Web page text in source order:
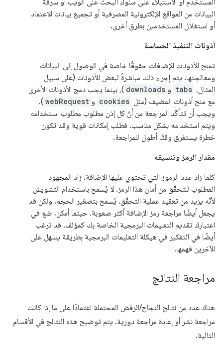
المستخدم أو الاستيلاء على سلوك البحث على الويب أو سرقة
البيانات من المواقع الإلكترونية المصرفية أو تجميع بيانات الاعتماد
أو استغلال المستخدمين بطرق أخرى.
أذونات التنفيذ الحساسة
تمنح الأذونات الإضافات حقوقًا خاصة في الوصول إلى البيانات
ومعالجتها. يتم إجراء ذلك مباشرةً لبعض الأذونات (على سبيل
المثال، tabs و downloads )، بينما يجب دمج الأذونات الأخرى
مع منح أذونات المضيف (مثل cookies و webRequest
).
ويجب أن تتأكّد المراجعة من أنّ كل إذن مطلوب مطلوب استخدامه
ويتم استخدامه بشكل مناسب. فطلب إمكانات قوية وقد تكون
خطرة يستغرق وقتًا أطول للمراجعة.
مقدار الرمز وتنسيقه
كلما زاد عدد الرموز التي تحتوي عليها الإضافة، زاد المجهود
المطلوب للتحقّق من أمان هذا الرمز. لا يُسمح باستخدام التشويش
لأنّه يزيد من تعقيد عملية التحقّق. يُسمح بتصغير الحجم، ولكن قد
يجعل أيضًا مراجعة رمز الإضافة أكثر صعوبة. حيثما أمكن، ضع في
اعتبارك تقديم التعليمات البرمجية الخاصة بك كمؤلف. قد ترغب
أيضًا في التفكير في هيكلة التعليمات البرمجية بطريقة يسهل على
الآخرين فهمها.
مراجعة النتائج
هناك عدد من نتائج النجاح/الرفض المحتملة اعتمادًا على ما إذا كانت
مراجعة نشر أو إعادة مراجعة دورية. يتم توضيح هذه النتائج في الأقسام
التالية.